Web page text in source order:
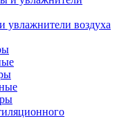
увлажнители воздуха